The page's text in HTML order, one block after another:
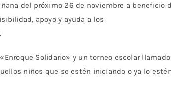
del próximo 26 de noviembre a beneficio
apoyo y ayuda a los
Solidario» y un torneo escolar llamado
niños que se estén iniciando o ya lo